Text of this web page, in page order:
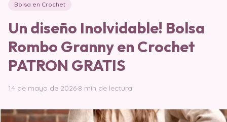
Bolsa en Crochet
Un diseño Inolvidable! Bolsa
Rombo Granny en Crochet
PATRON GRATIS
14 de mayo de 2026·8 min de lectura